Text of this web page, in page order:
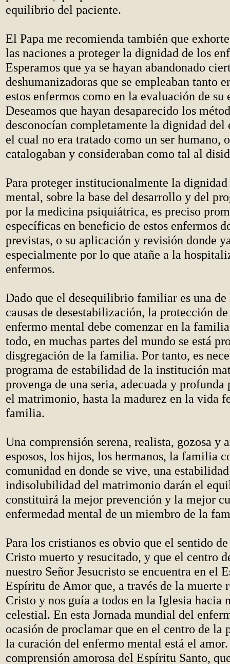
equilibrio del paciente.
El Papa me recomienda también que
las naciones a proteger la dignidad de los
Esperamos que ya se hayan abandonado
deshumanizadoras que se empleaban tanto
estos enfermos como en la evaluación de su
Deseamos que hayan desaparecido los
desconocían completamente la dignidad del
el cual no era tratado como un ser humano,
catalogaban y consideraban como tal al
Para proteger institucionalmente la
mental, sobre la base del desarrollo y del
por la medicina psiquiátrica, es preciso
específicas en beneficio de estos enfermos
previstas, o su aplicación y revisión donde
especialmente por lo que atañe a la
enfermos.
Dado que el desequilibrio familiar es una
causas de desestabilización, la protección
enfermo mental debe comenzar en la
todo, en muchas partes del mundo se está
disgregación de la familia. Por tanto, es
programa de estabilidad de la institución
provenga de una seria, adecuada y profunda
el matrimonio, hasta la madurez en la vida
familia.
Una comprensión serena, realista, gozosa y
esposos, los hijos, los hermanos, la familia
comunidad en donde se vive, una
indisolubilidad del matrimonio darán el
constituirá la mejor prevención y la mejor
enfermedad mental de un miembro de la
Para los cristianos es obvio que el sentido
Cristo muerto y resucitado, y que el centro
nuestro Señor Jesucristo se encuentra en el
Espíritu de Amor que, a través de la muerte
Cristo y nos guía a todos en la Iglesia hacia
celestial. En esta Jornada mundial del
ocasión de proclamar que en el centro de la
la curación del enfermo mental está el
comprensión amorosa del Espíritu Santo,